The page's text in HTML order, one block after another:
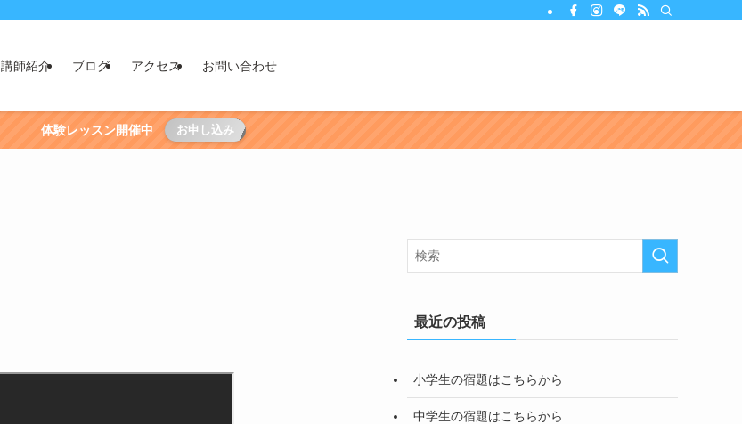
講師紹介 ブログ アクセス お問い合わせ
体験レッスン開催中 お申し込み
最近の投稿
小学生の宿題はこちらから
中学生の宿題はこちらから